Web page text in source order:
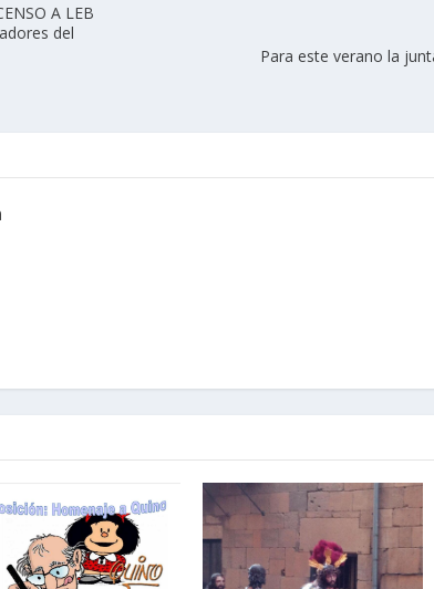
A LEB
del
Para este verano la